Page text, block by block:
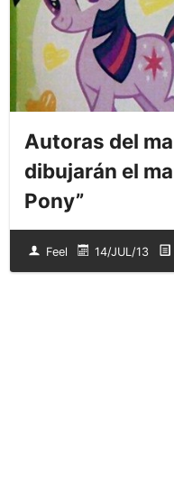
Autoras del
dibujarán el
Pony”
Feel 14/JUL/13